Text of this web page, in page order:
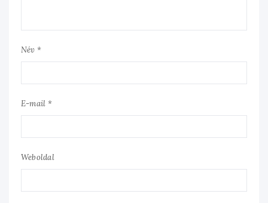
Név *
E-mail *
Weboldal